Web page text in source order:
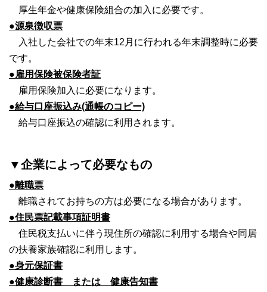
厚生年金や健康保険組合の加入に必要です。
●源泉徴収票
入社した会社での年末12月に行われる年末調整時に必要
です。
●雇用保険被保険者証
雇用保険加入に必要になります。
●給与口座振込み(通帳のコピー)
給与口座振込の確認に利用されます。
▼企業によって必要なもの
●離職票
離職されてお持ちの方は必要になる場合があります。
●住民票記載事項証明書
住民税支払いに伴う現住所の確認に利用する場合や同居
の扶養家族確認に利用します。
●身元保証書
●健康診断書 または 健康告知書